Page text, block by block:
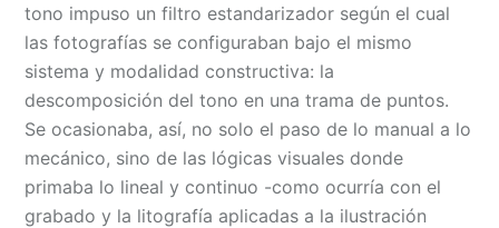
tono impuso un filtro estandarizador según el cual
las fotografías se configuraban bajo el mismo
sistema y modalidad constructiva: la
descomposición del tono en una trama de puntos.
Se ocasionaba, así, no solo el paso de lo manual a lo
mecánico, sino de las lógicas visuales donde
primaba lo lineal y continuo -como ocurría con el
grabado y la litografía aplicadas a la ilustración